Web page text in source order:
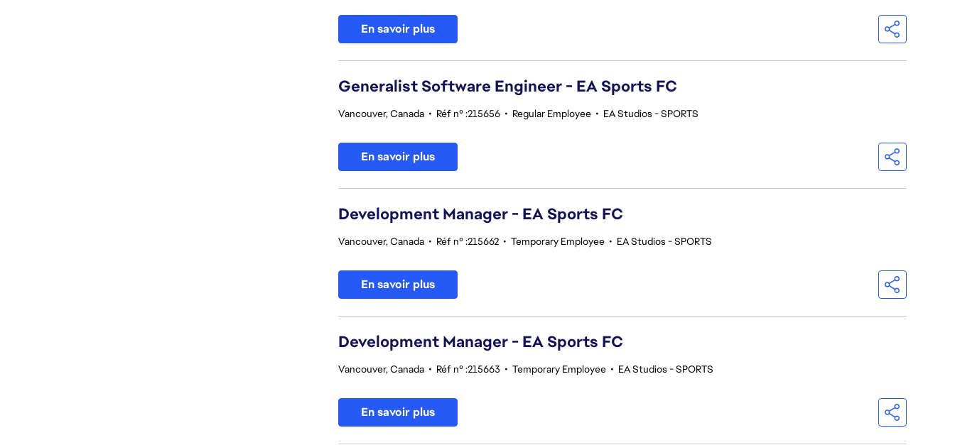
En savoir plus
Generalist Software Engineer - EA Sports FC
Vancouver, Canada • Réf n° :215656 • Regular Employee • EA Studios - SPORTS
En savoir plus
Development Manager - EA Sports FC
Vancouver, Canada • Réf n° :215662 • Temporary Employee • EA Studios - SPORTS
En savoir plus
Development Manager - EA Sports FC
Vancouver, Canada • Réf n° :215663 • Temporary Employee • EA Studios - SPORTS
En savoir plus